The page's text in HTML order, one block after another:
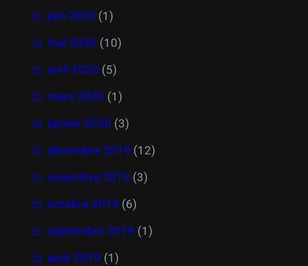
juin 2020 (1)
mai 2020 (10)
avril 2020 (5)
mars 2020 (1)
janvier 2020 (3)
décembre 2019 (12)
novembre 2019 (3)
octobre 2019 (6)
septembre 2019 (1)
août 2019 (1)